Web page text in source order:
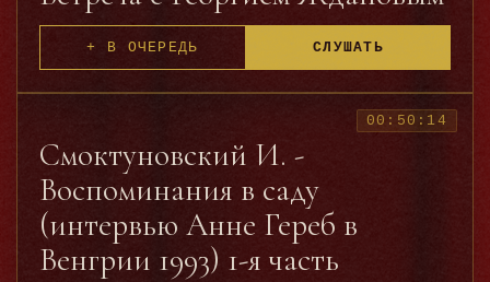
+ В ОЧЕРЕДЬ СЛУШАТЬ
Смоктуновский И. -
Воспоминания в саду
(интервью Анне Гереб в
Венгрии 1993) 1-я часть
00:50:14